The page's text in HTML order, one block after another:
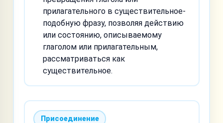
прилагательного в существительное-
подобную фразу, позволяя действию
или состоянию, описываемому
глаголом или прилагательным,
рассматриваться как
существительное.
Присоединение